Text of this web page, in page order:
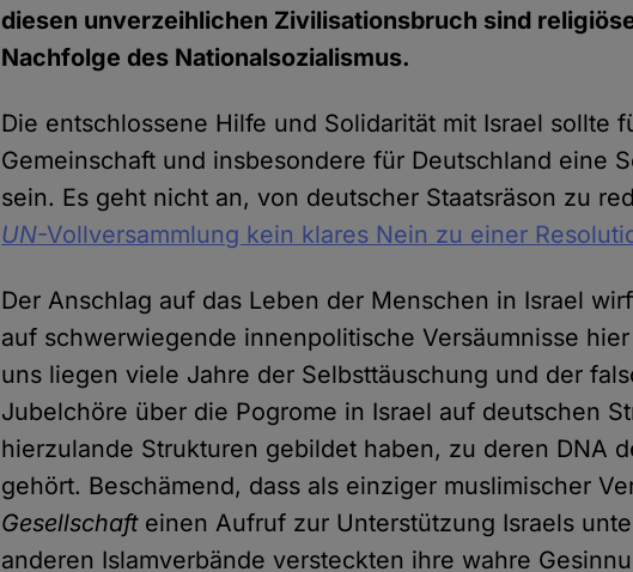
diesen unverzeihlichen Zivilisationsbruch sind
Nachfolge des Nationalsozialismus.
Die entschlossene Hilfe und Solidarität mit Israel sollte
Gemeinschaft und insbesondere für Deutschland eine
sein. Es geht nicht an, von deutscher Staatsräson zu
UN-Vollversammlung kein klares Nein zu einer
Der Anschlag auf das Leben der Menschen in Israel
auf schwerwiegende innenpolitische Versäumnisse
uns liegen viele Jahre der Selbsttäuschung und der
Jubelchöre über die Pogrome in Israel auf deutschen
hierzulande Strukturen gebildet haben, zu deren DNA
gehört. Beschämend, dass als einziger muslimischer
Gesellschafteinen Aufruf zur Unterstützung Israels
anderen Islamverbände versteckten ihre wahre